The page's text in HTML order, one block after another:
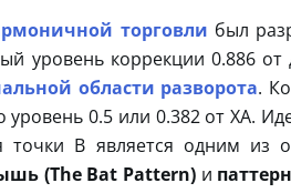
торговли был
уровень коррекции 0.886
области разворота.
уровень 0.5 или 0.382 от XA.
точки В является одним из
(The Bat Pattern)и